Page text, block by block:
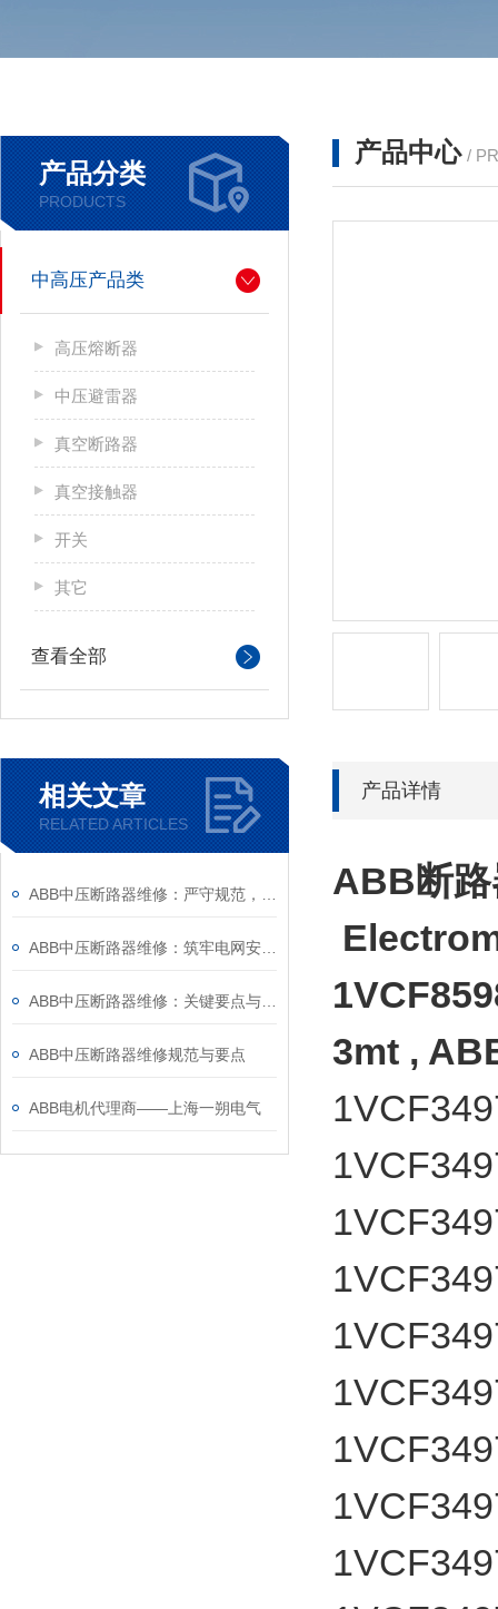
产品分类
PRODUCTS
中高压产品类
高压熔断器
中压避雷器
真空断路器
真空接触器
开关
其它
查看全部
相关文章
RELATED ARTICLES
ABB中压断路器维修规范与要点
ABB电机代理商——上海一朔电气
产品中心 /
产品详情
ABB断
3mt ,